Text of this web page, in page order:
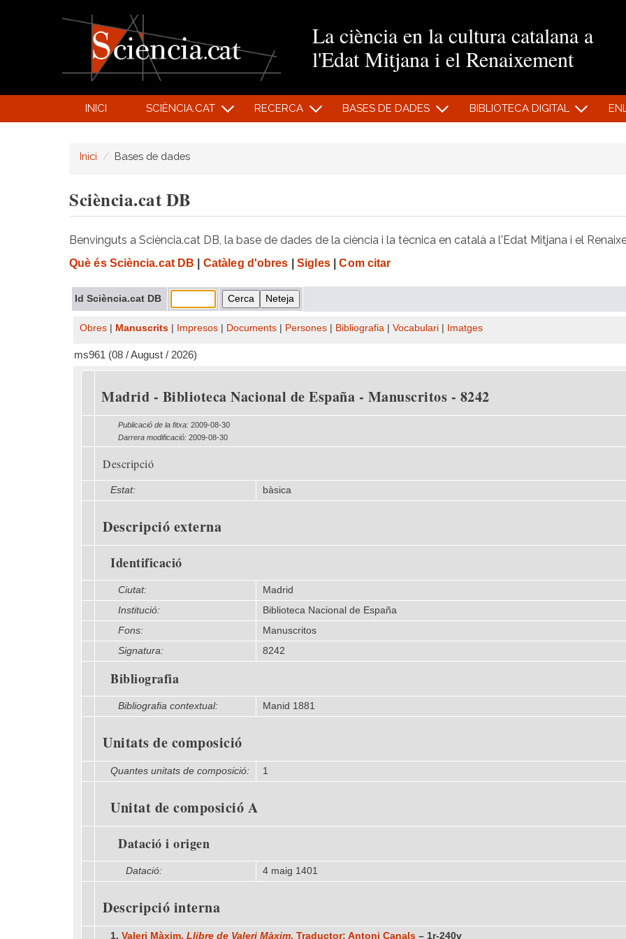
La ciència en la cultura catalana a
l'Edat Mitjana i el Renaixement
INICI SCIÈNCIA.CAT RECERCA BASES DE DADES BIBLIOTECA DIGITAL
Inici Bases de dades
Sciència.cat DB
Benvinguts a Sciència.cat DB, la base de dades de la ciència i la tècnica en català a l'Edat Mitjana i el
Què és Sciència.cat DB Catàleg d'obres Sigles| Com citar
Id Sciència.cat DB
Obres Manuscrits Impresos Documents Persones Bibliografia Vocabulari Imatges
ms961 (08 / August / 2026)
Madrid - Biblioteca Nacional de España - Manuscritos - 8242
Publicació de la fitxa: 2009-08-30
Darrera modificació: 2009-08-30
Descripció
Estat: bàsica
Descripció externa
Identificació
Ciutat:
Madrid
Institució:
Biblioteca Nacional de España
Fons:
Manuscritos
Signatura:
8242
Bibliografia
Bibliografia contextual: Manid 1881
Unitats de composició
Quantes unitats de composició: 1
Unitat de composició A
Datació i origen
Datació: 4 maig 1401
Descripció interna
1. Valeri Màxim, Llibre de Valeri Màxim, Traductor: Antoni Canals – 1r-240v